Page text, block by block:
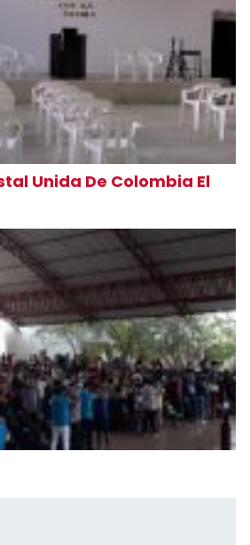
Unida De Colombia El